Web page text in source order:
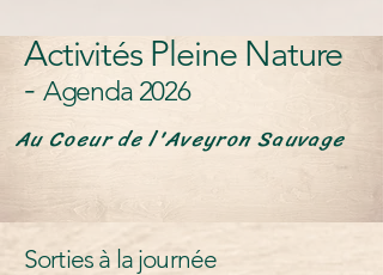
Activités Pleine Nature
- Agenda 2026
Au Coeur de l'Aveyron Sauvage
Sorties à la journée